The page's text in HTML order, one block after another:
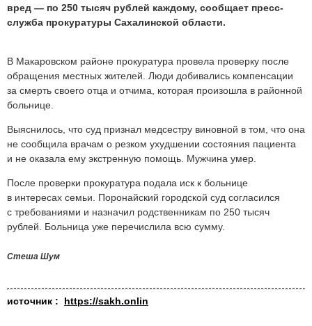
вред — по 250 тысяч рублей каждому, сообщает пресс-
служба прокуратуры Сахалинской области.
В Макаровском районе прокуратура провела проверку после
обращения местных жителей. Люди добивались компенсации
за смерть своего отца и отчима, которая произошла в районной
больнице.
Выяснилось, что суд признал медсестру виновной в том, что она
не сообщила врачам о резком ухудшении состояния пациента
и не оказала ему экстренную помощь. Мужчина умер.
После проверки прокуратура подала иск к больнице
в интересах семьи. Поронайский городской суд согласился
с требованиями и назначил родственникам по 250 тысяч
рублей. Больница уже перечислила всю сумму.
Стеша Шум
источник : https://sakh.onlin